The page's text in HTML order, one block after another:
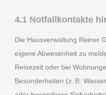
4.1 Notfallkontakte
Die Hausverwaltung Reiner
eigene Abwesenheit zu
Reisezeit oder bei
Besonderheiten (z. B.